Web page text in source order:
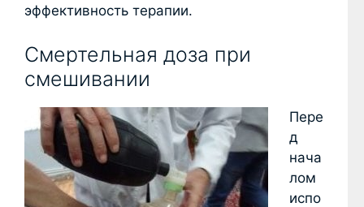
эффективность терапии.
Смертельная доза при
смешивании
Пере
д
нача
лом
испо